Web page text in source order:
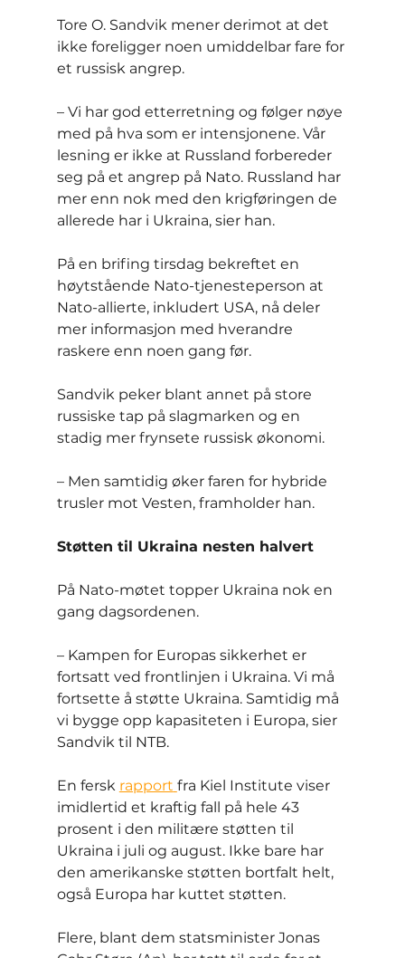
Tore O. Sandvik mener derimot at det
ikke foreligger noen umiddelbar fare for
et russisk angrep.
– Vi har god etterretning og følger nøye
med på hva som er intensjonene. Vår
lesning er ikke at Russland forbereder
seg på et angrep på Nato. Russland har
mer enn nok med den krigføringen de
allerede har i Ukraina, sier han.
På en brifing tirsdag bekreftet en
høytstående Nato-tjenesteperson at
Nato-allierte, inkludert USA, nå deler
mer informasjon med hverandre
raskere enn noen gang før.
Sandvik peker blant annet på store
russiske tap på slagmarken og en
stadig mer frynsete russisk økonomi.
– Men samtidig øker faren for hybride
trusler mot Vesten, framholder han.
Støtten til Ukraina nesten halvert
På Nato-møtet topper Ukraina nok en
gang dagsordenen.
– Kampen for Europas sikkerhet er
fortsatt ved frontlinjen i Ukraina. Vi må
fortsette å støtte Ukraina. Samtidig må
vi bygge opp kapasiteten i Europa, sier
Sandvik til NTB.
En fersk rapport fra Kiel Institute viser
imidlertid et kraftig fall på hele 43
prosent i den militære støtten til
Ukraina i juli og august. Ikke bare har
den amerikanske støtten bortfalt helt,
også Europa har kuttet støtten.
Flere, blant dem statsminister Jonas